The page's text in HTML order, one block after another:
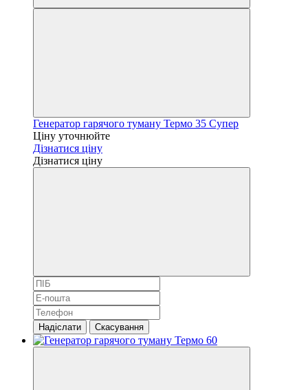
Генератор гарячого туману Термо 35 Супер
Ціну уточнюйте
Дізнатися ціну
Дізнатися ціну
Надіслати Скасування